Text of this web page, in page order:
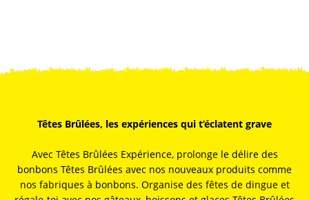
Têtes Brûlées, les expériences qui t’éclatent grave
Avec Têtes Brûlées Expérience, prolonge le délire des
bonbons Têtes Brûlées avec nos nouveaux produits comme
nos fabriques à bonbons. Organise des fêtes de dingue et